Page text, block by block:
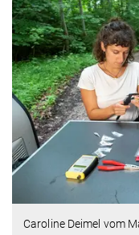
Caroline Deimel vom